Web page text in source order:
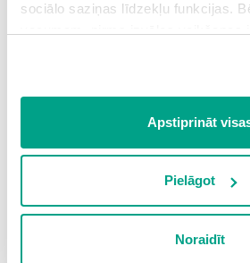
sociālo saziņas līdzekļu funkcijas.
Spiežot uz pogas “Apstiprināt
sīkdatnēm, kas atrodas šajā
trešo pušu mārketinga sīkdatnes.
vietnē, izņemot “Nepieciešamās”
izmantošanai nav nepieciešams
Spiežot uz pogas “Apstiprināt
sīkdatņu politikuun ir
Apstiprināt
Pielāgot
Noraidīt
1) Vispārējās pamatizglītības
2) Vispārējās pamatizglītības